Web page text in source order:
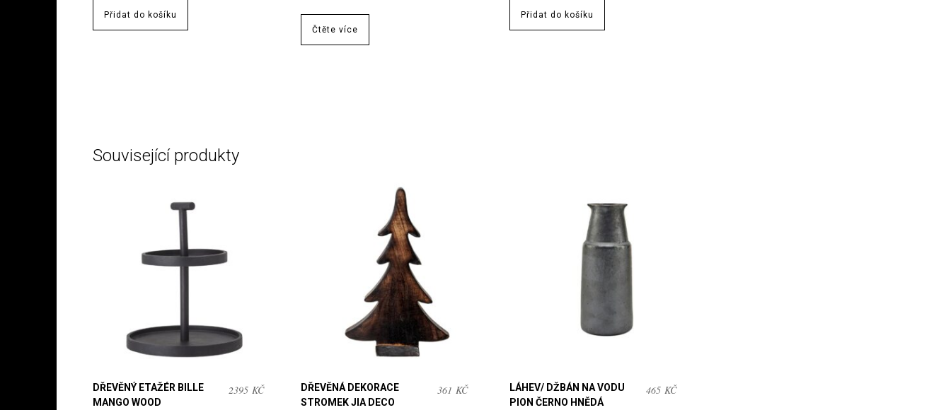
Přidat do košíku
Čtěte více
Přidat do košíku
Související produkty
DŘEVĚNÝ ETAŽÉR BILLE
MANGO WOOD
2395 KČ
DŘEVĚNÁ DEKORACE
STROMEK JIA DECO
361 KČ
LÁHEV/ DŽBÁN NA VODU
PION ČERNO HNĚDÁ
465 KČ